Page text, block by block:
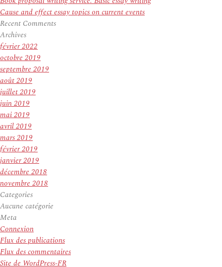
Cause and effect essay topics on current events
Recent Comments
Archives
février 2022
octobre 2019
septembre 2019
août 2019
juillet 2019
juin 2019
mai 2019
avril 2019
mars 2019
février 2019
janvier 2019
décembre 2018
novembre 2018
Categories
Aucune catégorie
Meta
Connexion
Flux des publications
Flux des commentaires
Site de WordPress-FR